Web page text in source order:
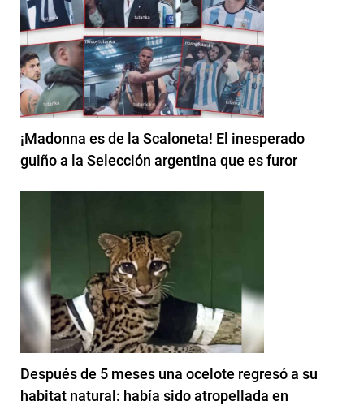
¡Madonna es de la Scaloneta! El inesperado
guiño a la Selección argentina que es furor
Después de 5 meses una ocelote regresó a su
habitat natural: había sido atropellada en